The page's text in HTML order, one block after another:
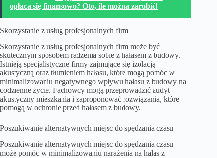
opłaca się finansowo? Oto, ile można zarobić!
Skorzystanie z usług profesjonalnych firm
Skorzystanie z usług profesjonalnych firm może być
skutecznym sposobem radzenia sobie z hałasem z budowy.
Istnieją specjalistyczne firmy zajmujące się izolacją
akustyczną oraz tłumieniem hałasu, które mogą pomóc w
minimalizowaniu negatywnego wpływu hałasu z budowy na
codzienne życie. Fachowcy mogą przeprowadzić audyt
akustyczny mieszkania i zaproponować rozwiązania, które
pomogą w ochronie przed hałasem z budowy.
Poszukiwanie alternatywnych miejsc do spędzania czasu
Poszukiwanie alternatywnych miejsc do spędzania czasu
może pomóc w minimalizowaniu narażenia na hałas z